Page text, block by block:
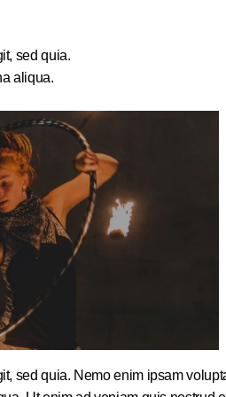
sed quia.
aliqua.
quia. Nemo enim ipsam